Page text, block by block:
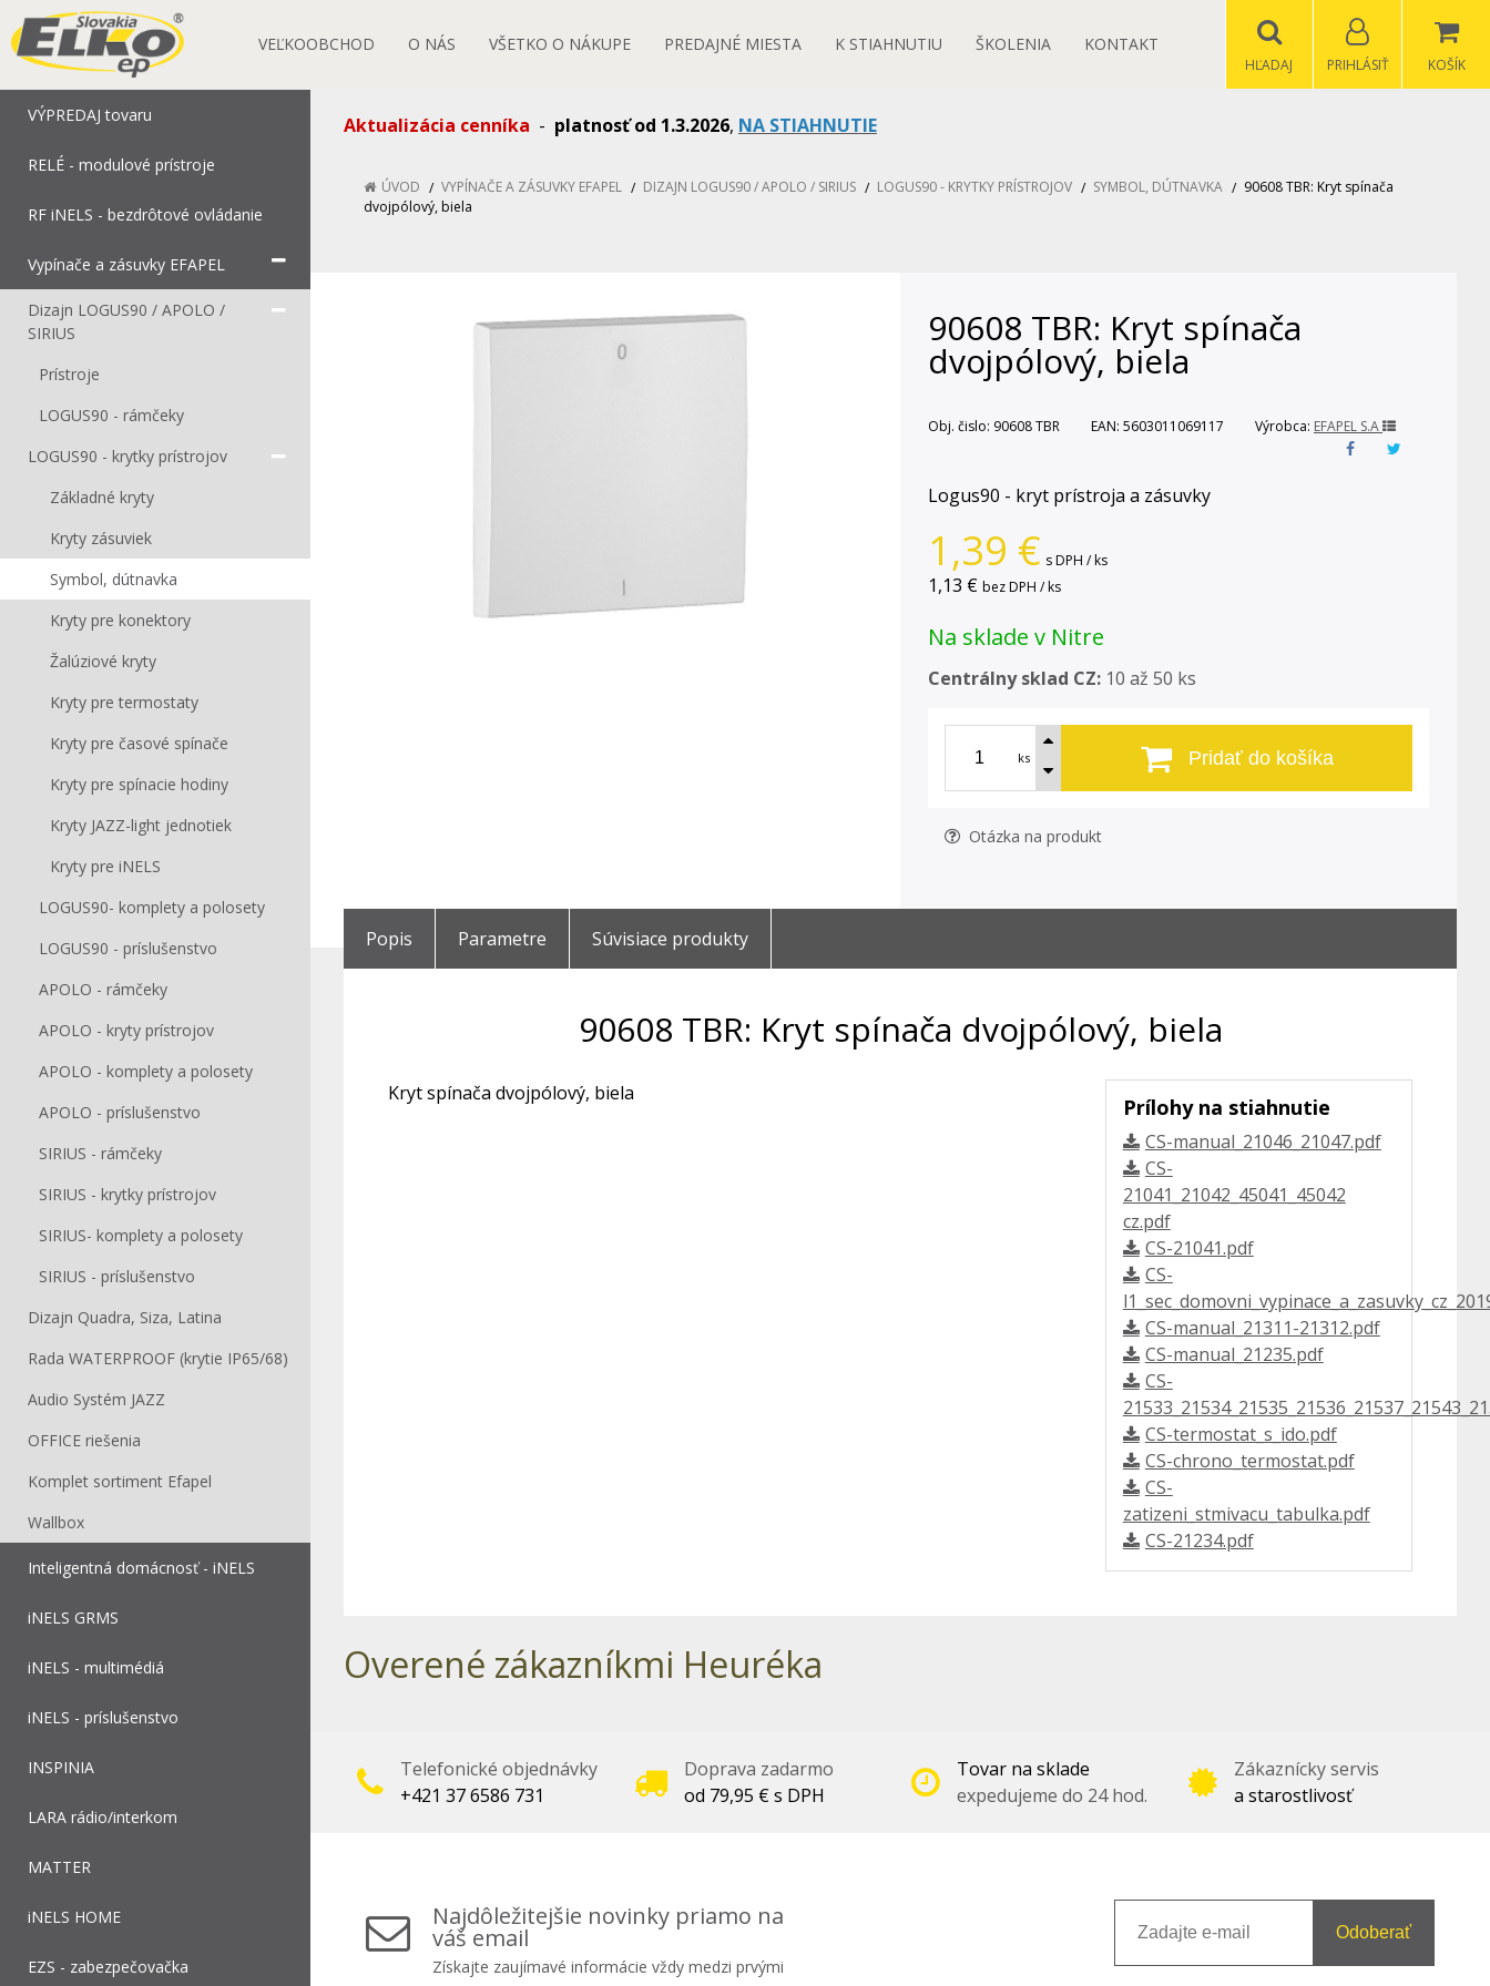
VEĽKOOBCHOD O NÁS VŠETKO O NÁKUPE PREDAJNÉ MIESTA K STIAHNUTIU ŠKOLENIA KONTAKT
KOŠÍK
PRIHLÁSIŤ
HĽADAJ
VÝPREDAJ tovaru
RELÉ - modulové prístroje
RF iNELS - bezdrôtové ovládanie
Vypínače a zásuvky EFAPEL
Dizajn LOGUS90 / APOLO /
SIRIUS
Prístroje
LOGUS90 - rámčeky
LOGUS90 - krytky prístrojov
Základné kryty
Kryty zásuviek
Symbol, dútnavka
Kryty pre konektory
Žalúziové kryty
Kryty pre termostaty
Kryty pre časové spínače
Kryty pre spínacie hodiny
Kryty JAZZ-light jednotiek
Kryty pre iNELS
LOGUS90- komplety a polosety
LOGUS90 - príslušenstvo
APOLO - rámčeky
APOLO - kryty prístrojov
APOLO - komplety a polosety
APOLO - príslušenstvo
SIRIUS - rámčeky
SIRIUS - krytky prístrojov
SIRIUS- komplety a polosety
SIRIUS - príslušenstvo
Dizajn Quadra, Siza, Latina
Rada WATERPROOF (krytie IP65/68)
Audio Systém JAZZ
OFFICE riešenia
Komplet sortiment Efapel
Wallbox
Inteligentná domácnosť - iNELS
iNELS GRMS
iNELS - multimédiá
iNELS - príslušenstvo
INSPINIA
LARA rádio/interkom
MATTER
iNELS HOME
EZS - zabezpečovačka
Aktualizácia cenníka - platnosť od 1.3.2026, NA STIAHNUTIE
ÚVOD VYPÍNAČE A ZÁSUVKY EFAPEL DIZAJN LOGUS90 / APOLO / SIRIUS LOGUS90 - KRYTKY PRÍSTROJOV SYMBOL, DÚTNAVKA
90608 TBR: Kryt spínača
dvojpólový, biela
90608 TBR: Kryt spínača
dvojpólový, biela
Obj. čislo: 90608 TBR EAN: 5603011069117 Výrobca: EFAPEL S.A
Logus90 - kryt prístroja a zásuvky
1,39 € s DPH / ks
1,13 € bez DPH / ks
Na sklade v Nitre
Centrálny sklad CZ: 10 až 50 ks
ks Pridať do košíka
Otázka na produkt
Popis Parametre Súvisiace produkty
90608 TBR: Kryt spínača dvojpólový, biela
Prílohy na stiahnutie
CS-manual_21046_21047.pdf
CS-
21041_21042_45041_45042
cz.pdf
CS-21041.pdf
CS-
CS-manual_21311-21312.pdf
CS-manual_21235.pdf
CS-
CS-termostat_s_ido.pdf
CS-chrono_termostat.pdf
CS-
zatizeni_stmivacu_tabulka.pdf
CS-21234.pdf
Kryt spínača dvojpólový, biela
Overené zákazníkmi Heuréka
Telefonické objednávky
+421 37 6586 731
Doprava zadarmo
od 79,95 € s DPH
Tovar na sklade
expedujeme do 24 hod.
Zákaznícky servis
a starostlivosť
Najdôležitejšie novinky priamo na
váš email
Získajte zaujímavé informácie vždy medzi prvými
Odoberať